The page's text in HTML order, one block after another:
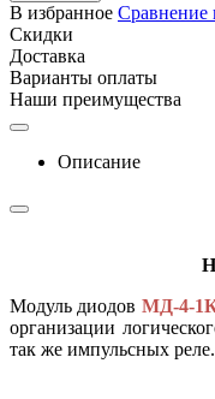
В избранное
Скидки
Доставка
Варианты оплаты
Наши преимущества
Описание
Модуль диодов МД-4-
организации
так же импульсных реле.